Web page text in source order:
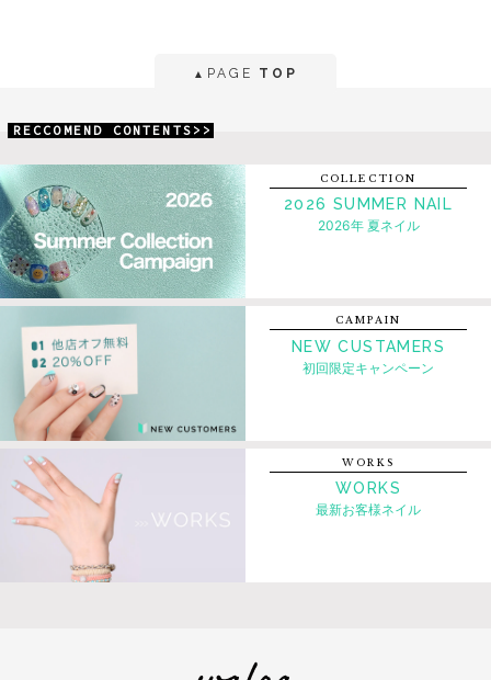
▲ PAGE TOP
RECCOMEND CONTENTS>>
COLLECTION
2026 SUMMER NAIL
2026年 夏ネイル
CAMPAIN
NEW CUSTAMERS
初回限定キャンペーン
WORKS
WORKS
最新お客様ネイル